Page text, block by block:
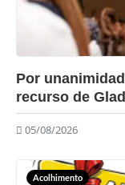
?>
Por
recurso de
05/08/2026
Acolhimento